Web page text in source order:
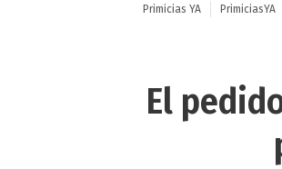
Primicias YA PrimiciasYA
El